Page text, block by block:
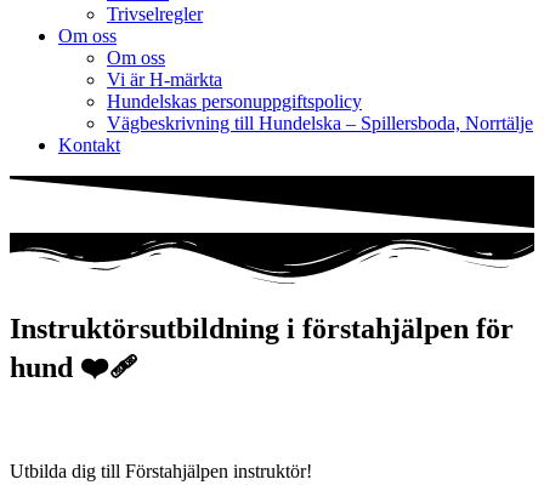
Trivselregler
Om oss
Om oss
Vi är H-märkta
Hundelskas personuppgiftspolicy
Vägbeskrivning till Hundelska – Spillersboda, Norrtälje
Kontakt
Instruktörsutbildning i förstahjälpen för
hund ❤️‍🩹
Utbilda dig till Förstahjälpen instruktör!